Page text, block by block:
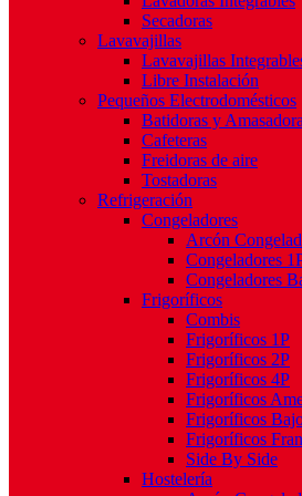
Secadoras
Lavavajillas
Lavavajillas
Libre Instalación
Pequeños Electrodomésticos
Batidoras y
Cafeteras
Freidoras de aire
Tostadoras
Refrigeración
Congeladores
Arcón
Congeladores
Congeladores
Frigoríficos
Combis
Frigoríficos 1P
Frigoríficos 2P
Frigoríficos 4P
Frigoríficos
Frigoríficos
Frigoríficos
Side By Side
Hostelería